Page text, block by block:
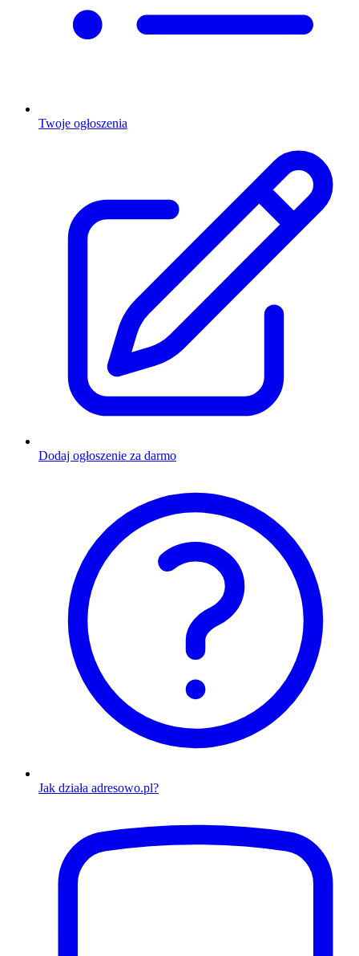
Twoje ogłoszenia
Dodaj ogłoszenie za darmo
Jak działa adresowo.pl?